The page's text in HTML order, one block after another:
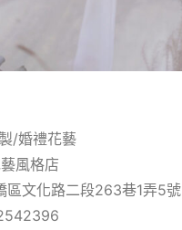
/婚禮花藝
風格店
區文化路二段263巷1弄5號